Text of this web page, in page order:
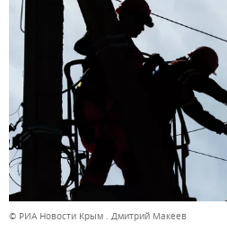
© РИА Новости Крым . Дмитрий Макеев